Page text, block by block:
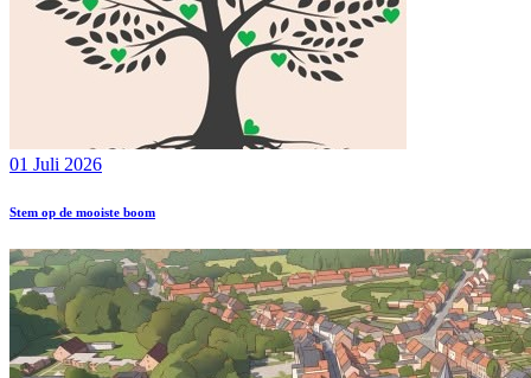
01 Juli 2026
Stem op de mooiste boom